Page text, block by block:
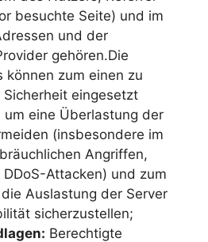
besuchte Seite) und im
und der
gehören.Die
können zum einen zu
eingesetzt
um eine Überlastung der
(insbesondere im
Angriffen,
Attacken) und zum
Auslastung der Server
sicherzustellen;
Berechtigte